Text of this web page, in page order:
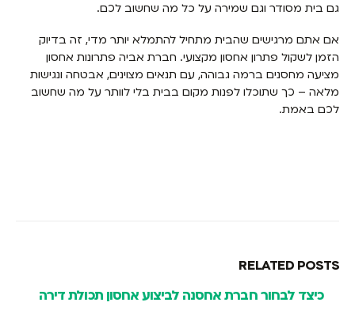
גם בית מסודר וגם שמירה על כל מה שחשוב לכם.
אם אתם מרגישים שהבית מתחיל להתמלא יותר מדי, זה בדיוק
הזמן לשקול פתרון אחסון מקצועי. חברת אביה פתרונות אחסון
מציעה מחסנים ברמה גבוהה, עם תנאים מצוינים, אבטחה ונגישות
מלאה – כך שתוכלו לפנות מקום בבית בלי לוותר על מה שחשוב
לכם באמת.
RELATED POSTS
כיצד לבחור חברת אחסנה לביצוע אחסון תכולת דירה